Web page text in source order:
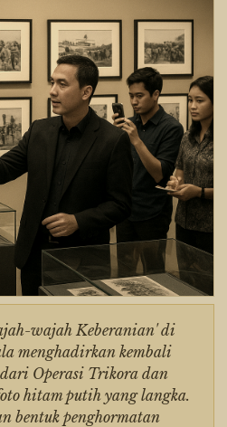
wajah Keberanian' di
menghadirkan kembali
Operasi Trikora dan
hitam putih yang langka.
bentuk penghormatan